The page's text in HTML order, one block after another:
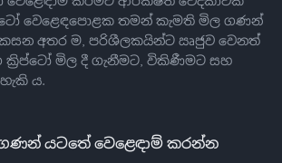
වෙළෙඳපොළක තමන් කැමති මිල ගණන්
අතර ම, පරිශීලකයින්ට ඍජුව වෙනත්
මිල දී ගැනීමට, විකිණීමට සහ
ය.
යටතේ වෙළෙඳාම් කරන්න